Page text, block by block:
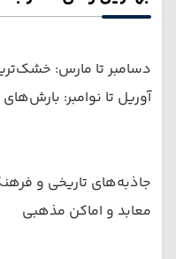
دسامبر تا مارس:
آوریل تا نوامبر:
جاذبه‌های تاریخی و
معابد و اماکن مذهبی